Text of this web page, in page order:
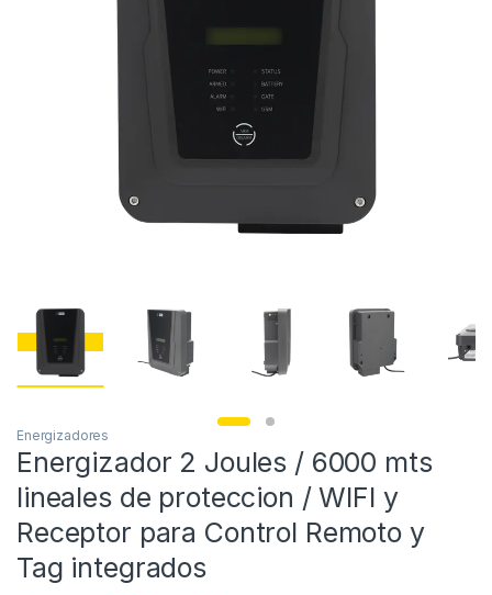
Energizadores
Energizador 2 Joules / 6000 mts
lineales de proteccion / WIFI y
Receptor para Control Remoto y
Tag integrados